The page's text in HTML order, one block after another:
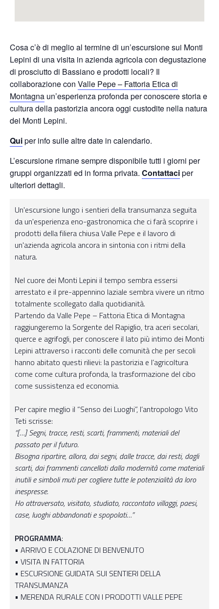
Cosa c’è di meglio al termine di un’escursione sui Monti
Lepini di una visita in azienda agricola con degustazione
di prosciutto di Bassiano e prodotti locali? Il
collaborazione con Valle Pepe – Fattoria Etica di
Montagna un’esperienza profonda per conoscere storia e
cultura della pastorizia ancora oggi custodite nella natura
dei Monti Lepini.
Quiper info sulle altre date in calendario.
L’escursione rimane sempre disponibile tutti i giorni per
gruppi organizzati ed in forma privata. Contattaciper
ulteriori dettagli.
Un'escursione lungo i sentieri della transumanza seguita
da un'esperienza eno-gastronomica che ci farà scoprire i
prodotti della filiera chiusa Valle Pepe e il lavoro di
un'azienda agricola ancora in sintonia con i ritmi della
natura.
Nel cuore dei Monti Lepini il tempo sembra essersi
arrestato e il pre-appennino laziale sembra vivere un ritmo
totalmente scollegato dalla quotidianità.
Partendo da Valle Pepe – Fattoria Etica di Montagna
raggiungeremo la Sorgente del Rapiglio, tra aceri secolari,
querce e agrifogli, per conoscere il lato più intimo dei Monti
Lepini attraverso i racconti delle comunità che per secoli
hanno abitato questi rilievi: la pastorizia e l’agricoltura
come come cultura profonda, la trasformazione del cibo
come sussistenza ed economia.
Per capire meglio il “Senso dei Luoghi”, l’antropologo Vito
Teti scrisse:
“[…] Segni, tracce, resti, scarti, frammenti, materiali del
passato per il futuro.
Bisogna ripartire, allora, dai segni, dalle tracce, dai resti, dagli
scarti, dai frammenti cancellati dalla modernità come materiali
inutili e simboli muti per cogliere tutte le potenzialità da loro
inespresse.
Ho attraversato, visitato, studiato, raccontato villaggi, paesi,
case, luoghi abbandonati e spopolati…”
PROGRAMMA:
‭• ARRIVO E COLAZIONE DI BENVENUTO
‭• VISITA IN FATTORIA
‭• ESCURSIONE GUIDATA SUI SENTIERI DELLA
TRANSUMANZA
‭• MERENDA RURALE CON I PRODOTTI VALLE PEPE